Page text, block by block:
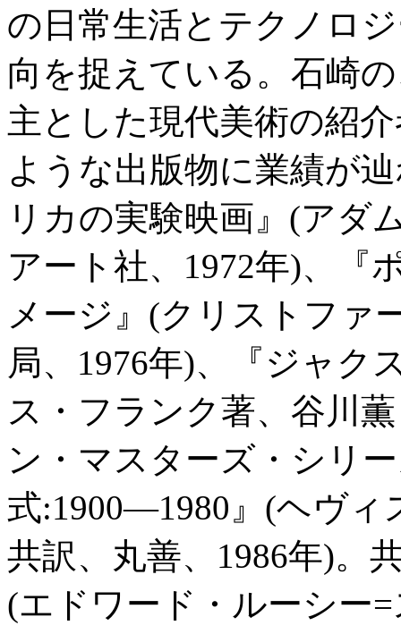
の日常生活とテクノロ
向を捉えている。石崎
主とした現代美術の紹
ような出版物に業績が
リカの実験映画』(アダ
アート社、1972年)、『
メージ』(クリストファ
局、1976年)、『ジャク
ス・フランク著、谷川
ン・マスターズ・シリ
式:1900―1980』(ヘヴィ
共訳、丸善、1986年)。
(エドワード・ルーシー